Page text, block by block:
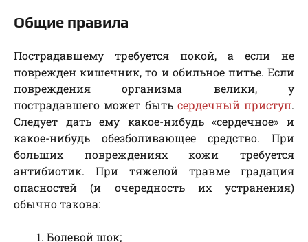
Общие правила
Пострадавшему требуется покой, а если не
поврежден кишечник, то и обильное питье. Если
повреждения организма велики, у
пострадавшего может быть сердечный приступ.
Следует дать ему какое-нибудь «сердечное» и
какое-нибудь обезболивающее средство. При
больших повреждениях кожи требуется
антибиотик. При тяжелой травме градация
опасностей (и очередность их устранения)
обычно такова:
Болевой шок;